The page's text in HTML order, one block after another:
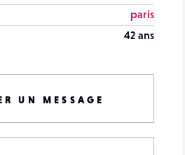
paris
42 ans
UN MESSAGE